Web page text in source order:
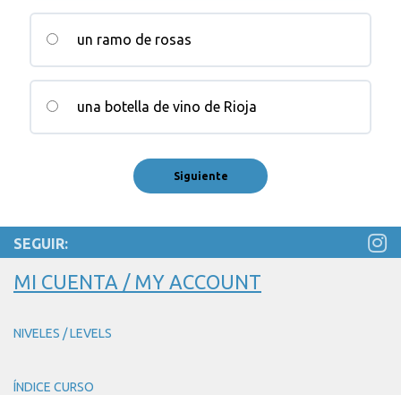
un ramo de rosas
una botella de vino de Rioja
SEGUIR:
MI CUENTA / MY ACCOUNT
NIVELES / LEVELS
ÍNDICE CURSO